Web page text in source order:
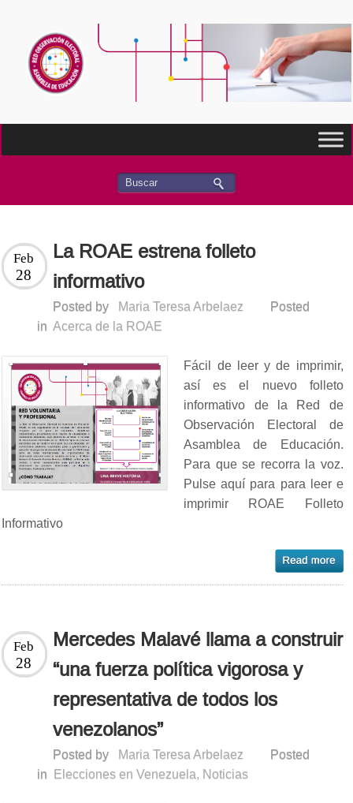
La ROAE estrena folleto
informativo
Feb
28
Posted by Maria Teresa Arbelaez
Posted
in Acerca de la ROAE
Fácil de leer y de imprimir,
así es el nuevo folleto
informativo de la Red de
Observación Electoral de
Asamblea de Educación.
Para que se recorra la voz.
Pulse aquí para para leer e
imprimir ROAE Folleto
Informativo
Mercedes Malavé llama a construir
“una fuerza política vigorosa y
representativa de todos los
venezolanos”
Feb
28
Posted by Maria Teresa Arbelaez
Posted
in
Elecciones en Venezuela, Noticias